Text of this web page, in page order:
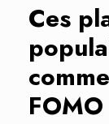
Ces
FOMO